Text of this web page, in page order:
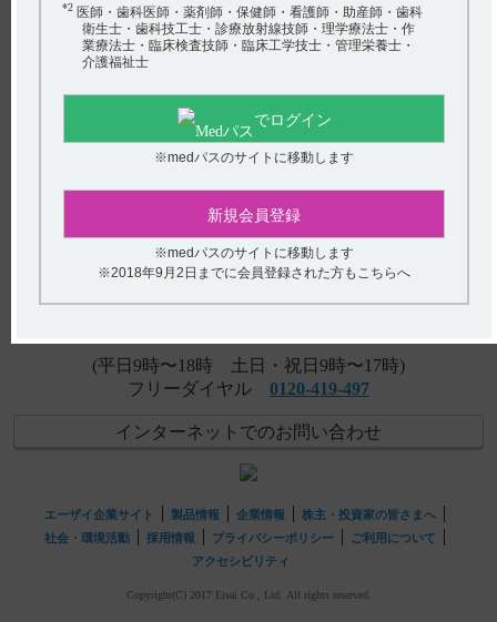
【ノイキノン】 有効成分、規格の種類、製剤の大きさ、
添加物などを教えてください。
【ノイキノン】 取り扱い上の注意として、保存時に注意
することについて教えてください。
【アリセプト】 肝機能障害患者への投与について教えて
ください。
アンケート:ご意見をお聞かせください
送信する
*2 医師・歯科医師・薬剤師・保健師・看護師・助産師・歯科
衛生士・歯科技工士・診療放射線技師・理学療法士・作
業療法士・臨床検査技師・臨床工学技士・管理栄養士・
介護福祉士
でログイン
※medパスのサイトに移動します
新規会員登録
※medパスのサイトに移動します
※2018年9月2日までに会員登録された方もこちらへ
(平日9時〜18時 土日・祝日9時〜17時)
フリーダイヤル 0120-419-497
インターネットでのお問い合わせ
エーザイ企業サイト 製品情報 企業情報
株主・投資家の皆さまへ
社会・環境活動
採用情報 プライバシーポリシー
ご利用について
アクセシビリティ
Copyright(C) 2017 Eisai Co., Ltd. All rights reserved.